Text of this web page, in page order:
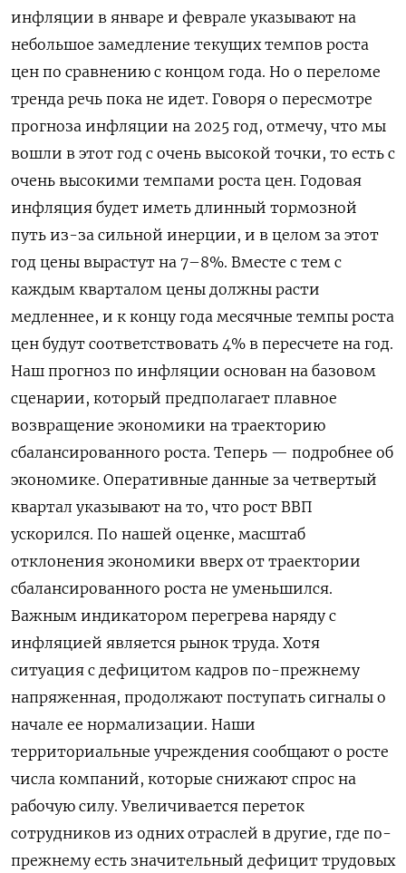
инфляции в январе и феврале указывают на
небольшое замедление текущих темпов роста
цен по сравнению с концом года. Но о переломе
тренда речь пока не идет. Говоря о пересмотре
прогноза инфляции на 2025 год, отмечу, что мы
вошли в этот год с очень высокой точки, то есть с
очень высокими темпами роста цен. Годовая
инфляция будет иметь длинный тормозной
путь из-за сильной инерции, и в целом за этот
год цены вырастут на 7–8%. Вместе с тем с
каждым кварталом цены должны расти
медленнее, и к концу года месячные темпы роста
цен будут соответствовать 4% в пересчете на год.
Наш прогноз по инфляции основан на базовом
сценарии, который предполагает плавное
возвращение экономики на траекторию
сбалансированного роста. Теперь — подробнее об
экономике. Оперативные данные за четвертый
квартал указывают на то, что рост ВВП
ускорился. По нашей оценке, масштаб
отклонения экономики вверх от траектории
сбалансированного роста не уменьшился.
Важным индикатором перегрева наряду с
инфляцией является рынок труда. Хотя
ситуация с дефицитом кадров по-прежнему
напряженная, продолжают поступать сигналы о
начале ее нормализации. Наши
территориальные учреждения сообщают о росте
числа компаний, которые снижают спрос на
рабочую силу. Увеличивается переток
сотрудников из одних отраслей в другие, где по-
прежнему есть значительный дефицит трудовых